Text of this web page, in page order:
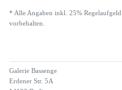
* Alle Angaben inkl. 25%
vorbehalten.
Galerie Bassenge
Erdener Str. 5A